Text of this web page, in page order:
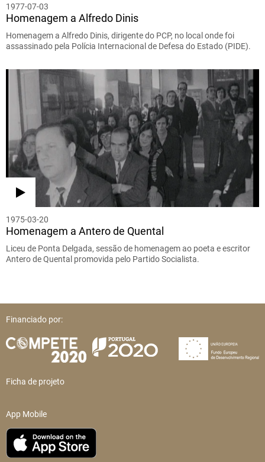
1977-07-03
Homenagem a Alfredo Dinis
Homenagem a Alfredo Dinis, dirigente do PCP, no local onde foi
assassinado pela Polícia Internacional de Defesa do Estado (PIDE).
1975-03-20
Homenagem a Antero de Quental
Liceu de Ponta Delgada, sessão de homenagem ao poeta e escritor
Antero de Quental promovida pelo Partido Socialista.
Financiado por:
Ficha de projeto
App Mobile